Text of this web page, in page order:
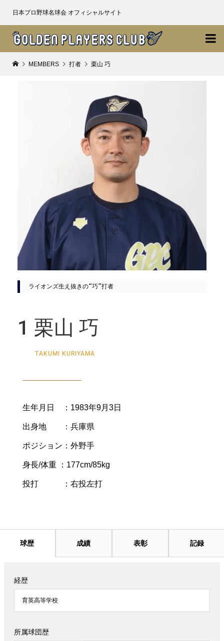
日本プロ野球名球会 オフィシャルサイト

MEMBERS 打者 栗山 巧
ライオンズ生え抜きの“巧”打者
1 栗山 巧
TAKUMI KURIYAMA
生年月日 ：1983年9月3日
出身地 ：兵庫県
ポジション：外野手
身長/体重 ：177cm/85kg
投打 ：右投左打
球歴 成績 表彰 記録
経歴
育英高等学校
所属球団歴